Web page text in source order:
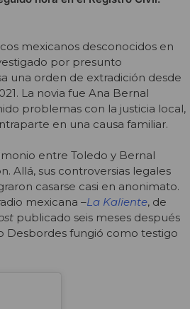
mexicanos desconocidos en
por presunto
una orden de extradición desde
La novia fue Ana Bernal
problemas con la justicia local,
en una causa familiar.
entre Toledo y Bernal
Allá, sus controversias legales
casarse casi en anonimato.
mexicana –La Kaliente, de
publicado seis meses después
Desbordes fungió como testigo